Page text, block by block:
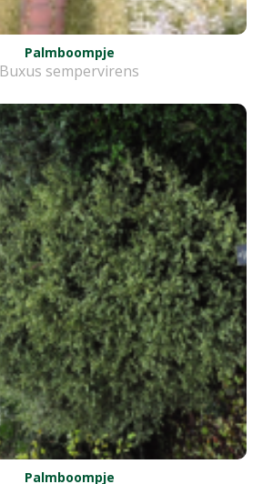
Palmboompje
Buxus sempervirens
Palmboompje